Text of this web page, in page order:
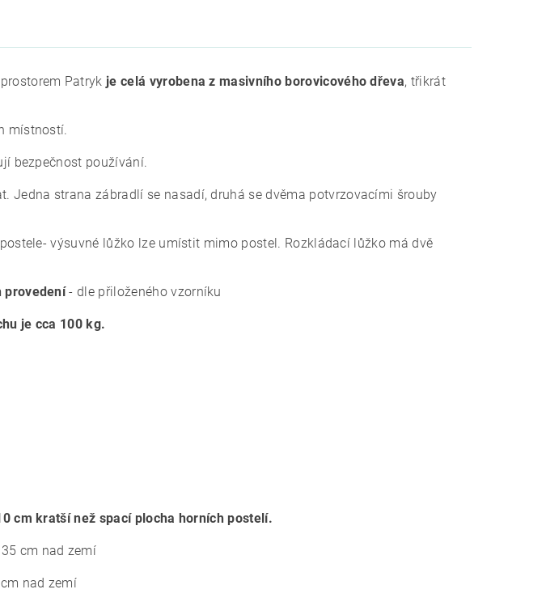
Patryk je celá vyrobena z masivního borovicového dřeva, třikrát
místností.
bezpečnost používání.
Jedna strana zábradlí se nasadí, druhá se dvěma potvrzovacími šrouby
výsuvné lůžko lze umístit mimo postel. Rozkládací lůžko má dvě
provedení- dle přiloženého vzorníku
je cca 100 kg.
cm kratší než spací plocha horních postelí.
35 cm nad zemí
nad zemí